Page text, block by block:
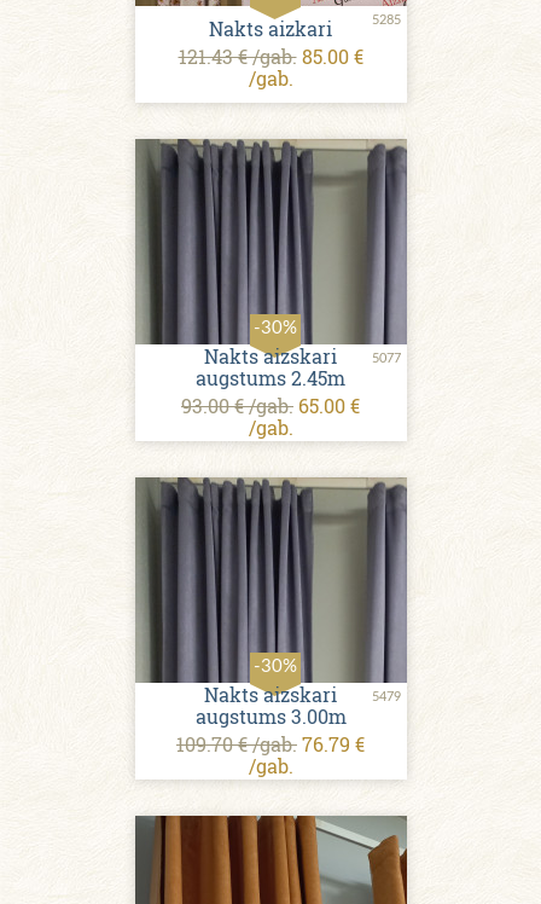
5285
Nakts aizkari
121.43 € /gab. 85.00 €
/gab.
-30%
5077
Nakts aizskari
augstums 2.45m
93.00 € /gab. 65.00 €
/gab.
-30%
5479
Nakts aizskari
augstums 3.00m
109.70 € /gab.76.79 €
/gab.